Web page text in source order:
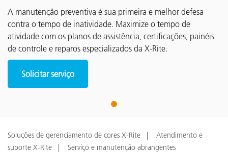
A manutenção preventiva é sua primeira e melhor defesa
contra o tempo de inatividade. Maximize o tempo de
atividade com os planos de assistência, certificações, painéis
de controle e reparos especializados da X-Rite.
Solicitar serviço
1
Soluções de gerenciamento de cores X-Rite
Atendimento e
suporte X-Rite
Serviço e manutenção abrangentes